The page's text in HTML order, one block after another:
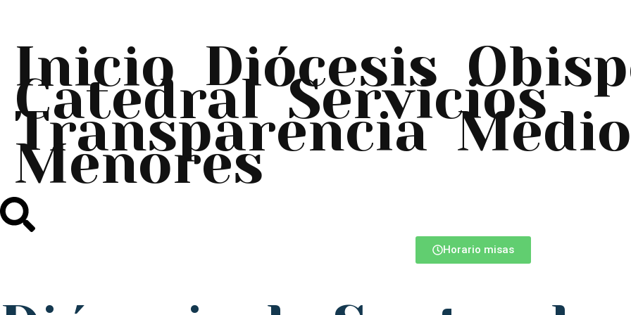
Inicio Diócesis
Catedral Servicios
Transparencia
Menores
Horario misas